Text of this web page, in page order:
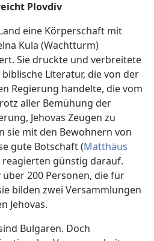
Plovdiv
eine Körperschaft mit
Kula (Wachtturm)
Sie druckte und verbreitete
Literatur, die von der
Regierung handelte, die vom
aller Bemühung der
Jehovas Zeugen zu
sie mit den Bewohnern von
gute Botschaft (Matthäus
reagierten günstig darauf.
200 Personen, die für
bilden zwei Versammlungen
Jehovas.
Bulgaren. Doch